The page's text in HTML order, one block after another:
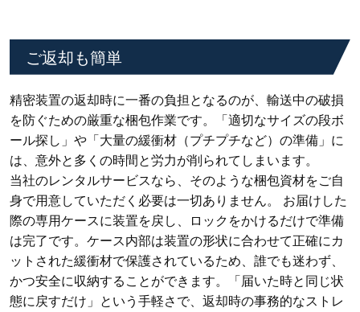
ご返却も簡単
精密装置の返却時に一番の負担となるのが、輸送中の破損
を防ぐための厳重な梱包作業です。「適切なサイズの段ボ
ール探し」や「大量の緩衝材（プチプチなど）の準備」に
は、意外と多くの時間と労力が削られてしまいます。
当社のレンタルサービスなら、そのような梱包資材をご自
身で用意していただく必要は一切ありません。 お届けした
際の専用ケースに装置を戻し、ロックをかけるだけで準備
は完了です。ケース内部は装置の形状に合わせて正確にカ
ットされた緩衝材で保護されているため、誰でも迷わず、
かつ安全に収納することができます。「届いた時と同じ状
態に戻すだけ」という手軽さで、返却時の事務的なストレ